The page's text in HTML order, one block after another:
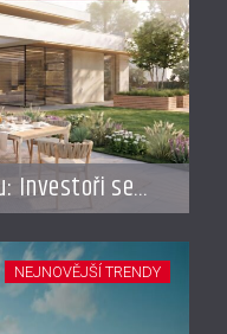
Investoři se
o top
milionů
NEJNOVĚJŠÍ TRENDY